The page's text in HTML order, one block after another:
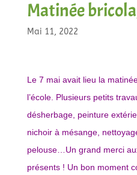
Matinée
Mai 11, 2022
Le 7 mai avait lieu la
l’école. Plusieurs petits
désherbage, peinture
nichoir à mésange,
pelouse…Un grand merci
présents ! Un bon moment